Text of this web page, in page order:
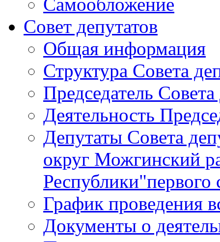
Совет депутатов
Общая информация
Структура Совета
Председатель Совета
Деятельность
Депутаты Совета
округ Можгинский
Республики"первого
График проведения
Документы о